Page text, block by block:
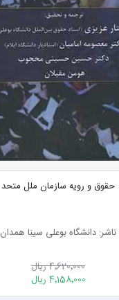
حقوق و رویه سازمان ملل متحد
ناشر: دانشگاه بوعلی سینا همدان
4٬620٬000 ریال
4٬158٬000 ریال